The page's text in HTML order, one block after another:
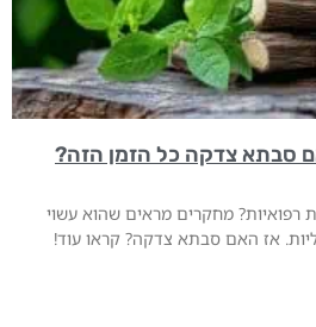
סבתא צדקה כל הזמן הזה?
רפואיות? מחקרים מראים שהוא עשוי
אז האם סבתא צדקה? קראו עוד!